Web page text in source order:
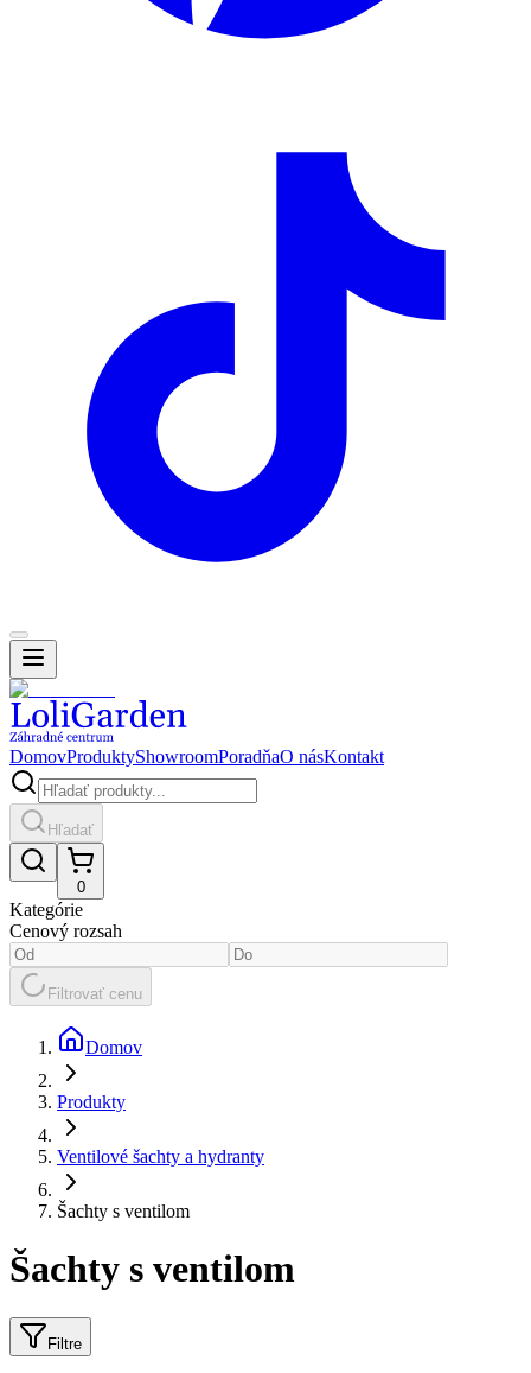
DomovProduktyShowroomPoradňaO násKontakt
Hľadať
0
Kategórie
Cenový rozsah
Filtrovať cenu
Domov
Produkty
Ventilové šachty a hydranty
Šachty s ventilom
Šachty s ventilom
Filtre